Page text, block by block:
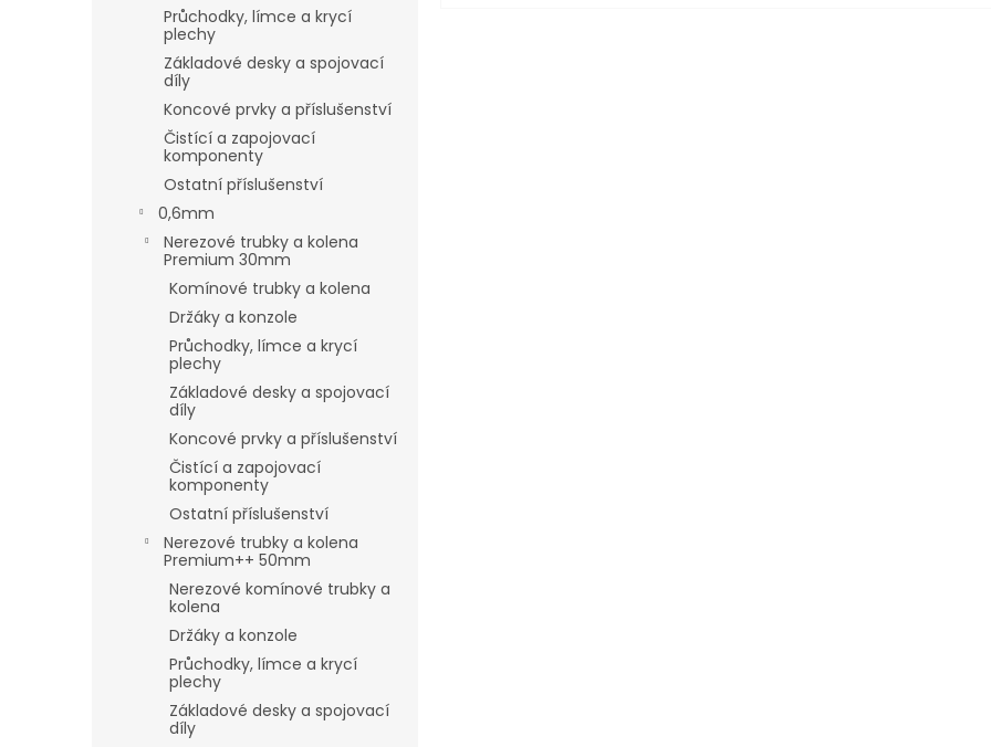
Průchodky, límce a krycí
plechy
Základové desky a spojovací
díly
Koncové prvky a příslušenství
Čistící a zapojovací
komponenty
Ostatní příslušenství
0,6mm
Nerezové trubky a kolena
Premium 30mm
Komínové trubky a kolena
Držáky a konzole
Průchodky, límce a krycí
plechy
Základové desky a spojovací
díly
Koncové prvky a příslušenství
Čistící a zapojovací
komponenty
Ostatní příslušenství
Nerezové trubky a kolena
Premium++ 50mm
Nerezové komínové trubky a
kolena
Držáky a konzole
Průchodky, límce a krycí
plechy
Základové desky a spojovací
díly